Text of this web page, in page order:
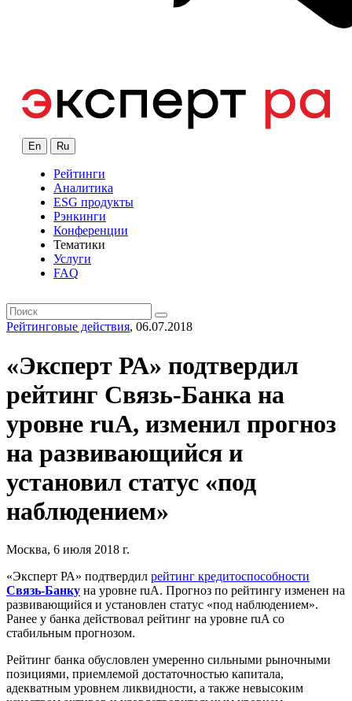
En Ru
Рейтинги
Аналитика
ESG продукты
Рэнкинги
Конференции
Тематики
Услуги
FAQ
Рейтинговые действия, 06.07.2018
«Эксперт РА» подтвердил
рейтинг Связь-Банка на
уровне ruA, изменил прогноз
на развивающийся и
установил статус «под
наблюдением»
Москва, 6 июля 2018 г.
«Эксперт РА» подтвердил рейтинг кредитоспособности
Связь-Банку на уровне ruA. Прогноз по рейтингу изменен на
развивающийся и установлен статус «под наблюдением».
Ранее у банка действовал рейтинг на уровне ruA со
стабильным прогнозом.
Рейтинг банка обусловлен умеренно сильными рыночными
позициями, приемлемой достаточностью капитала,
адекватным уровнем ликвидности, а также невысоким